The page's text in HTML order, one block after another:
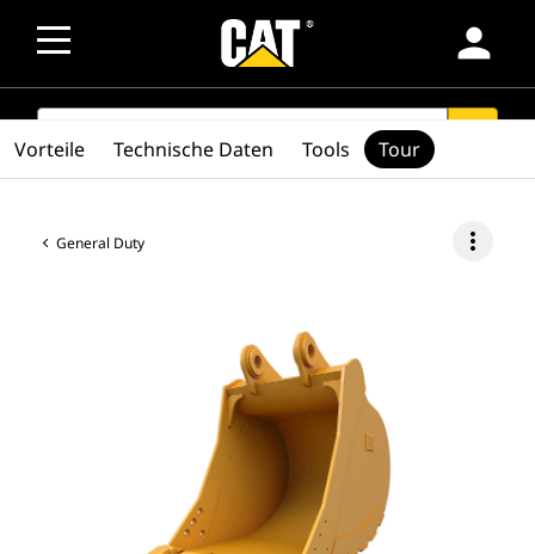
person
SEARCH
General Duty more_vert
Vorteile Technische Daten Tools Tour